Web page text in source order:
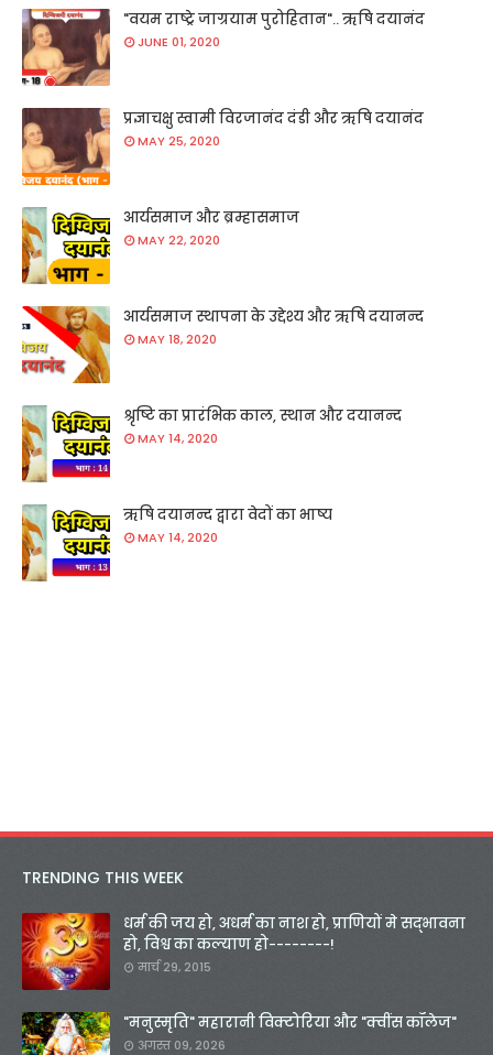
"वयम राष्ट्रे जाग्रयाम पुरोहितान".. ऋषि दयानंद
JUNE 01, 2020
प्रज्ञाचक्षु स्वामी विरजानंद दंडी और ऋषि दयानंद
MAY 25, 2020
आर्यसमाज और ब्रम्हासमाज
MAY 22, 2020
आर्यसमाज स्थापना के उद्देश्य और ऋषि दयानन्द
MAY 18, 2020
श्रृष्टि का प्रारंभिक काल, स्थान और दयानन्द
MAY 14, 2020
ऋषि दयानन्द द्वारा वेदों का भाष्य
MAY 14, 2020
TRENDING THIS WEEK
धर्म की जय हो, अधर्म का नाश हो, प्राणियों मे सद्भावना
हो, विश्व का कल्याण हो--------!
मार्च 29, 2015
"मनुस्मृति" महारानी विक्टोरिया और "क्वींस कॉलेज"
अगस्त 09, 2026